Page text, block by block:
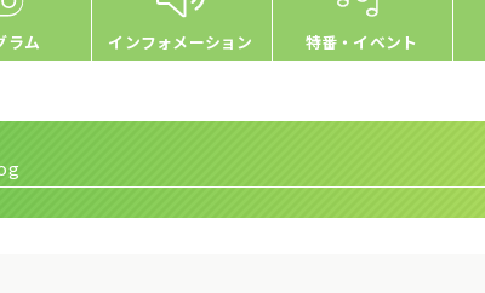
ラム インフォメーション 特番・イベント